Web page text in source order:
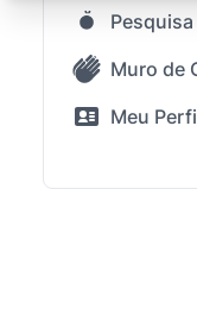
Muro de
Meu